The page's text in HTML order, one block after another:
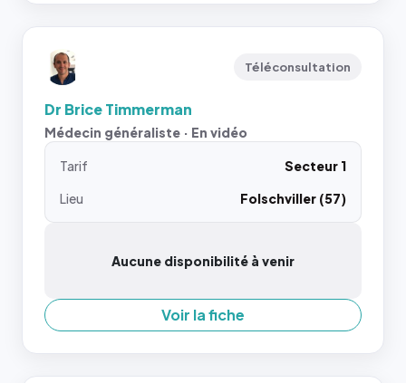
Téléconsultation
Dr Brice Timmerman
Médecin généraliste · En vidéo
Tarif
Secteur 1
Lieu
Folschviller (57)
Aucune disponibilité à venir
Voir la fiche